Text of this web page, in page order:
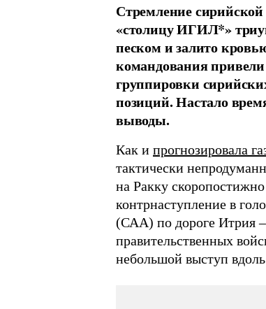
Стремление
«столицу ИГИЛ*»
песком и залито
командования
группировки
позиций. Настало
выводы.
Как и прогнозировала
тактически
на Ракку
контрнаступление в
(САА) по дороге Итрия –
правительственных
небольшой выступ